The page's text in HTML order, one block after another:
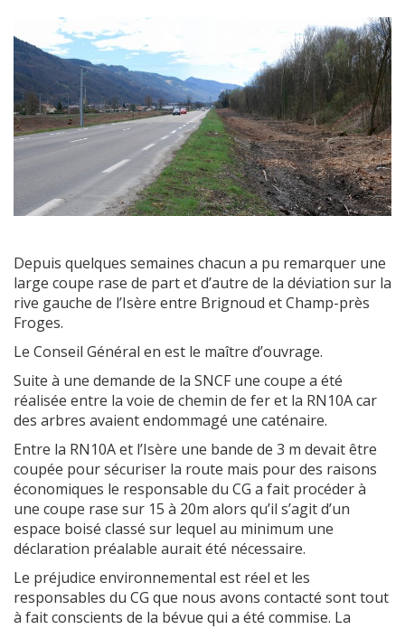
Depuis quelques semaines chacun a pu remarquer une
large coupe rase de part et d’autre de la déviation sur la
rive gauche de l’Isère entre Brignoud et Champ-près
Froges.
Le Conseil Général en est le maître d’ouvrage.
Suite à une demande de la SNCF une coupe a été
réalisée entre la voie de chemin de fer et la RN10A car
des arbres avaient endommagé une caténaire.
Entre la RN10A et l’Isère une bande de 3 m devait être
coupée pour sécuriser la route mais pour des raisons
économiques le responsable du CG a fait procéder à
une coupe rase sur 15 à 20m alors qu’il s’agit d’un
espace boisé classé sur lequel au minimum une
déclaration préalable aurait été nécessaire.
Le préjudice environnemental est réel et les
responsables du CG que nous avons contacté sont tout
à fait conscients de la bévue qui a été commise. La